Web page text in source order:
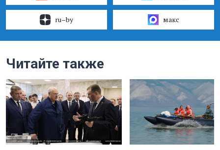
ru–by макс
Читайте также